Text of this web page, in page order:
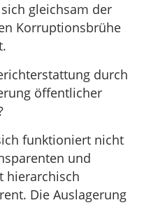
gleichsam der
Korruptionsbrühe
durch
öffentlicher
funktioniert nicht
und
hierarchisch
Die Auslagerung